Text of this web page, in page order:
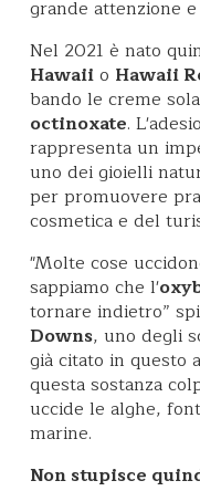
grande attenzione
Nel 2021 è nato
Hawaiio Hawaii
bando le creme
octinoxate.
rappresenta un
uno dei gioielli
per promuovere
cosmetica e del
"Molte cose
sappiamo che l'
tornare indietro”
Downs, uno degli
già citato in questo
questa sostanza
uccide le alghe,
marine.
Non stupisce